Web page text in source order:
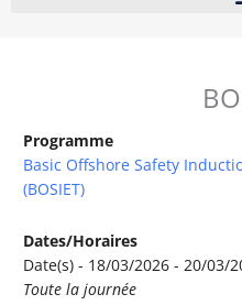
Programme
Basic Offshore Safety
(BOSIET)
Dates/Horaires
Date(s) - 18/03/2026 - 20/03/
Toute la journée